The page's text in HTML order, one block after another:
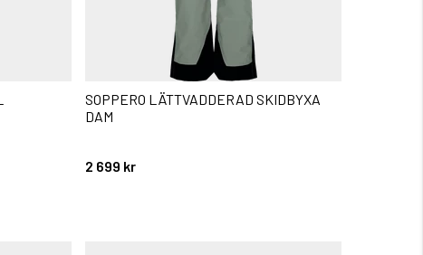
SOPPERO LÄTTVADDERAD SKIDBYXA
DAM
2 699 kr